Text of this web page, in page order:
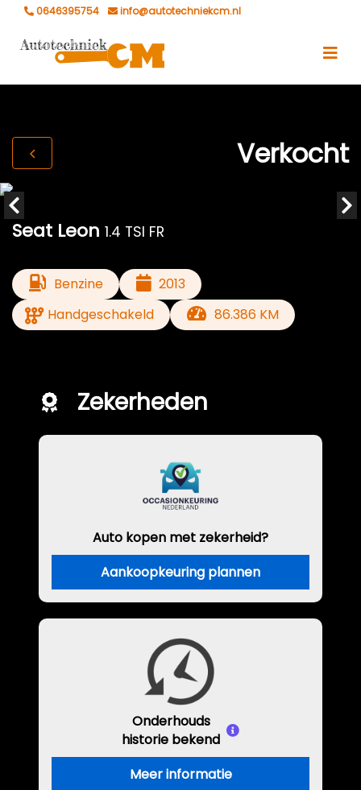
0646395754 info@autotechniekcm.nl
Verkocht
Seat Leon 1.4 TSI FR
Benzine
2013
Handgeschakeld
86.386 KM
Zekerheden
Auto kopen met zekerheid?
Aankoopkeuring plannen
Onderhouds
historie bekend
Meer informatie